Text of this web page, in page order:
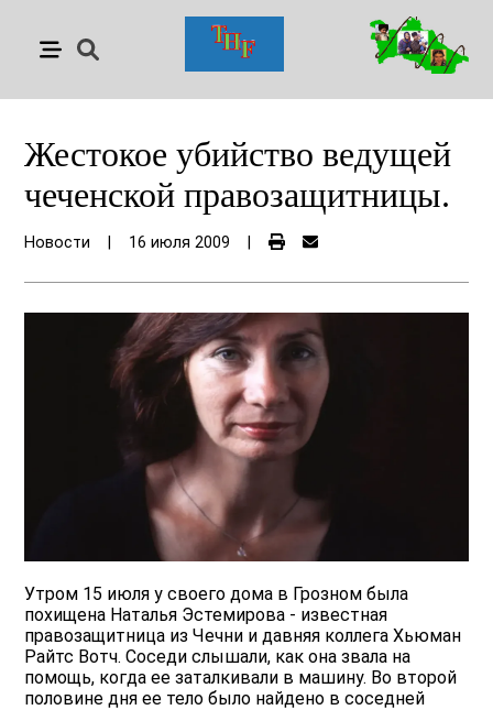
Жестокое убийство ведущей
чеченской правозащитницы.
Новости 16 июля 2009
Утром 15 июля у своего дома в Грозном была
похищена Наталья Эстемирова - известная
правозащитница из Чечни и давняя коллега Хьюман
Райтс Вотч. Соседи слышали, как она звала на
помощь, когда ее заталкивали в машину. Во второй
половине дня ее тело было найдено в соседней